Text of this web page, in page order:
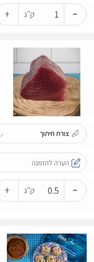
-
כמות
של
למחבת
ק"ג +
-
כמות
של
טונה
טרי
ק"ג +